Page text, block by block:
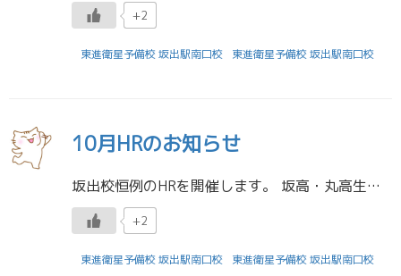
+2
東進衛星予備校 坂出駅南口校 東進衛星予備校 坂出駅南口校
10月HRのお知らせ
坂出校恒例のHRを開催します。 坂高・丸高生は中間テストが終了した日ですね。いつもみたいに、こういう時間を大切にしてください。 【受験生】１０/１４(木) ６：３０～７：４５ 【高１・２生】１０/１４(木)８：００～９： […]
+2
東進衛星予備校 坂出駅南口校 東進衛星予備校 坂出駅南口校